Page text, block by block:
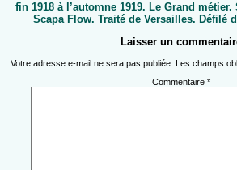
fin 1918 à l’automne 1919. Le Grand
Scapa Flow. Traité de Versailles. Défilé
Laisser un
Votre adresse e-mail ne sera pas publiée. Les champs
Commentaire *